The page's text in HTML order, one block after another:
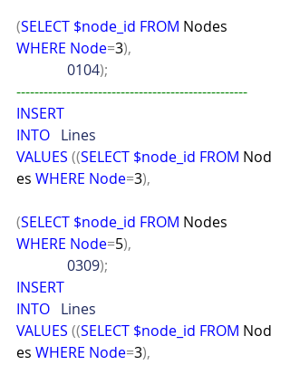
(SELECT $node_id FROM Nodes
WHERE Node=3),
0104);
---------------------------------------------------
INSERT
INTO Lines
VALUES ((SELECT $node_id FROM Nod
es WHERE Node=3),
(SELECT $node_id FROM Nodes
WHERE Node=5),
0309);
INSERT
INTO Lines
VALUES ((SELECT $node_id FROM Nod
es WHERE Node=3),